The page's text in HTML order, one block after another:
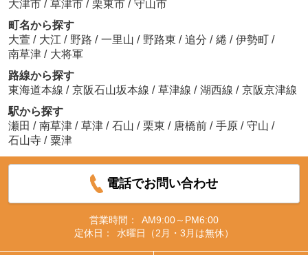
大津市 / 草津市 / 栗東市 / 守山市
町名から探す
大萱 / 大江 / 野路 / 一里山 / 野路東 / 追分 / 綣 / 伊勢町 /
南草津 / 大将軍
路線から探す
東海道本線 / 京阪石山坂本線 / 草津線 / 湖西線 / 京阪京津線
駅から探す
瀬田 / 南草津 / 草津 / 石山 / 栗東 / 唐橋前 / 手原 / 守山 /
石山寺 / 粟津
電話でお問い合わせ
営業時間：
AM9:00～PM6:00
定休日：
水曜日（2月・3月は無休）